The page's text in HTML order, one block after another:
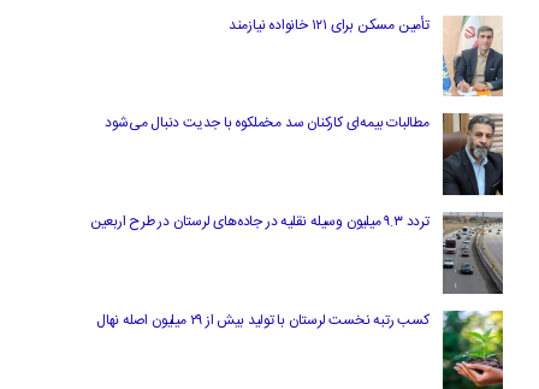
تأمین مسکن برای ۱۲۱ خانواده نیازمند
مطالبات بیمه‌ای کارکنان سد مخملکوه با جدیت دنبال می‌شود
تردد ۹.۳ میلیون وسیله نقلیه در جاده‌های لرستان در طرح اربعین
کسب رتبه نخست لرستان با تولید بیش از ۲۹ میلیون اصله نهال